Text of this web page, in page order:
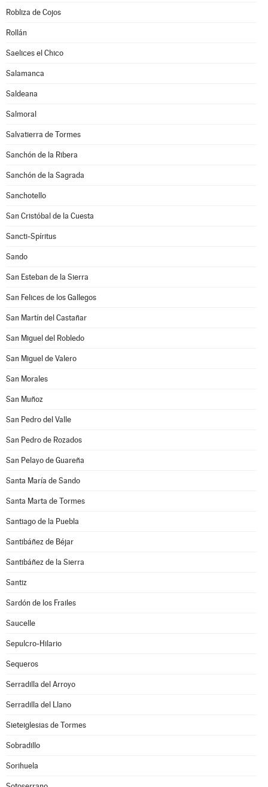
Robliza de Cojos
Rollán
Saelices el Chico
Salamanca
Saldeana
Salmoral
Salvatierra de Tormes
Sanchón de la Ribera
Sanchón de la Sagrada
Sanchotello
San Cristóbal de la Cuesta
Sancti-Spíritus
Sando
San Esteban de la Sierra
San Felices de los Gallegos
San Martín del Castañar
San Miguel del Robledo
San Miguel de Valero
San Morales
San Muñoz
San Pedro del Valle
San Pedro de Rozados
San Pelayo de Guareña
Santa María de Sando
Santa Marta de Tormes
Santiago de la Puebla
Santibáñez de Béjar
Santibáñez de la Sierra
Santiz
Sardón de los Frailes
Saucelle
Sepulcro-Hilario
Sequeros
Serradilla del Arroyo
Serradilla del Llano
Sieteiglesias de Tormes
Sobradillo
Sorihuela